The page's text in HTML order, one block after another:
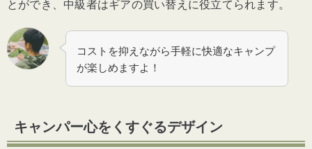
とができ、中級者はギアの買い替えに役立てられます。
コストを抑えながら手軽に快適なキャンプ
が楽しめますよ！
キャンパー心をくすぐるデザイン